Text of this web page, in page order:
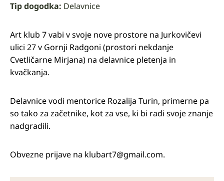
Tip dogodka: Delavnice
Art klub 7 vabi v svoje nove prostore na Jurkovičevi
ulici 27 v Gornji Radgoni (prostori nekdanje
Cvetličarne Mirjana) na delavnice pletenja in
kvačkanja.
Delavnice vodi mentorice Rozalija Turin, primerne pa
so tako za začetnike, kot za vse, ki bi radi svoje znanje
nadgradili.
Obvezne prijave na klubart7@gmail.com.